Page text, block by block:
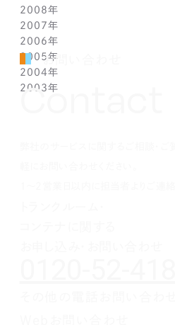
2月(1)
1月(1)
4月(1)
3月(1)
2月(1)
1月(1)
5月(1)
4月(1)
3月(1)
2月(1)
1月(1)
6月(1)
5月(1)
4月(1)
3月(1)
2月(1)
1月(1)
7月(1)
6月(1)
5月(1)
4月(1)
3月(1)
2月(1)
8月(1)
7月(1)
6月(1)
5月(1)
4月(1)
3月(1)
9月(1)
8月(1)
7月(1)
6月(1)
5月(1)
4月(1)
10月(1)
9月(1)
8月(1)
7月(1)
6月(1)
5月(1)
11月(1)
10月(1)
9月(1)
8月(1)
7月(1)
6月(1)
12月(1)
11月(1)
10月(1)
9月(1)
8月(1)
7月(1)
2008年
12月(1)
11月(1)
10月(1)
9月(1)
8月(1)
2007年
12月(1)
11月(1)
10月(1)
9月(1)
2006年
12月(1)
11月(1)
10月(1)
2005年
12月(1)
11月(1)
2004年
12月(1)
2003年
お問い合わせ
Contact